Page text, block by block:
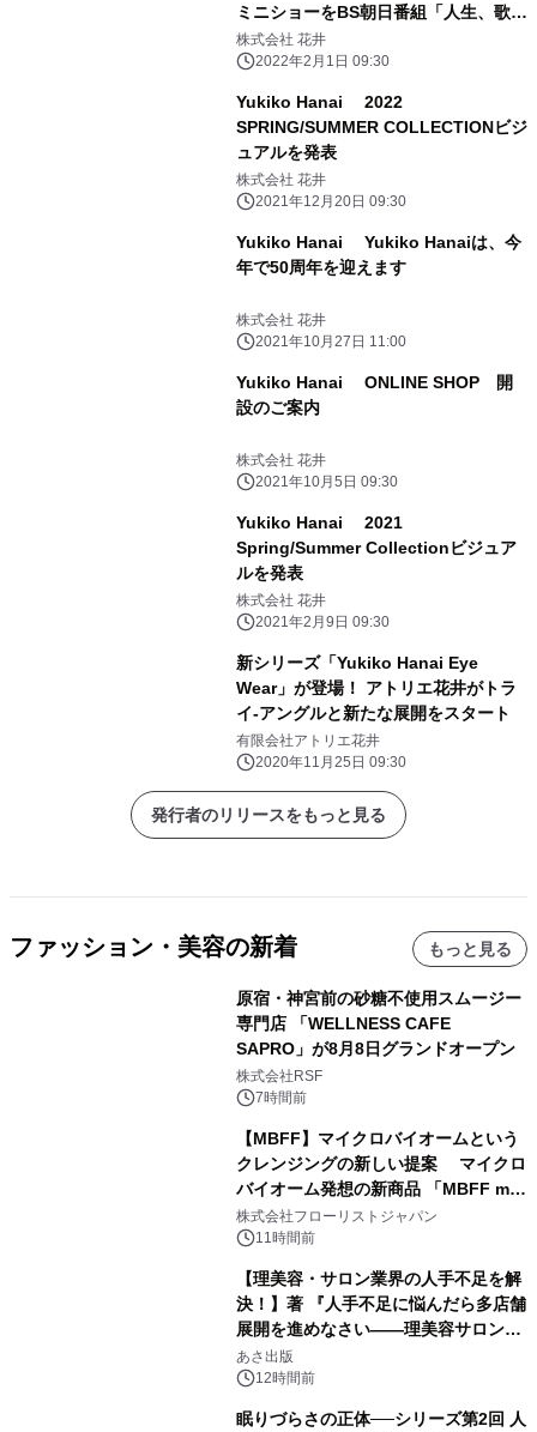
ミニショーをBS朝日番組「人生、歌が
ある」内で 2月5日にON AIR
株式会社 花井
2022年2月1日 09:30
Yukiko Hanai 2022
SPRING/SUMMER COLLECTIONビジ
ュアルを発表
株式会社 花井
2021年12月20日 09:30
Yukiko Hanai Yukiko Hanaiは、今
年で50周年を迎えます
株式会社 花井
2021年10月27日 11:00
Yukiko Hanai ONLINE SHOP 開
設のご案内
株式会社 花井
2021年10月5日 09:30
Yukiko Hanai 2021
Spring/Summer Collectionビジュア
ルを発表
株式会社 花井
2021年2月9日 09:30
新シリーズ「Yukiko Hanai Eye
Wear」が登場！ アトリエ花井がトラ
イ-アングルと新たな展開をスタート
有限会社アトリエ花井
2020年11月25日 09:30
発行者のリリースをもっと見る
ファッション・美容の新着 もっと見る
原宿・神宮前の砂糖不使用スムージー
専門店 「WELLNESS CAFE
SAPRO」が8月8日グランドオープン
株式会社RSF
7時間前
【MBFF】マイクロバイオームという
クレンジングの新しい提案 マイクロ
バイオーム発想の新商品 「MBFF mb
クレンジングPRO」を2026年8月6日
発売
株式会社フローリストジャパン
11時間前
【理美容・サロン業界の人手不足を解
決！】著 『人手不足に悩んだら多店舗
展開を進めなさい――理美容サロン
「多店舗展開」の教科書』2026年8月
24日（月）発売
あさ出版
12時間前
眠りづらさの正体──シリーズ第2回 人